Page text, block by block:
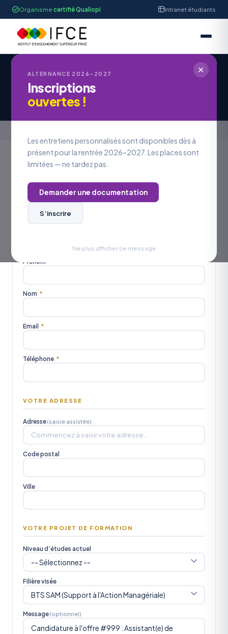
Organisme certifié Qualiopi Intranet étudiants
✕
ALTERNANCE 2026–2027
Inscriptions
ouvertes !
Les entretiens personnalisés sont disponibles dès à
présent pour la rentrée 2026–2027. Les places sont
limitées — ne tardez pas.
Demander une documentation
S’inscrire
Ne plus afficher ce message
Candidature à une offre d’emploi
Postuler àune offre
VOS COORDONNÉES
Mlle
Prénom
Nom *
Email *
Téléphone *
VOTRE ADRESSE
Adresse(saisie assistée)
Code postal
Ville
VOTRE PROJET DE FORMATION
Niveau d’études actuel
Filière visée
Message(optionnel)